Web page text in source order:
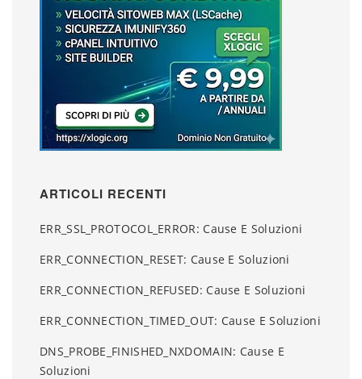
ARTICOLI RECENTI
ERR_SSL_PROTOCOL_ERROR: Cause E Soluzioni
ERR_CONNECTION_RESET: Cause E Soluzioni
ERR_CONNECTION_REFUSED: Cause E Soluzioni
ERR_CONNECTION_TIMED_OUT: Cause E Soluzioni
DNS_PROBE_FINISHED_NXDOMAIN: Cause E
Soluzioni